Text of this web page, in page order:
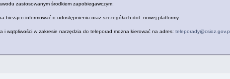
zastosowanym środkiem zapobiegawczym;
bieżąco informować o udostępnieniu oraz szczegółach dot. nowej platformy.
i wątpliwości w zakresie narzędzia do teleporad można kierować na adres: